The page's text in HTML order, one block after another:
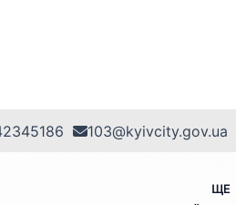
103@kyivcity.gov.ua
ЩЕ